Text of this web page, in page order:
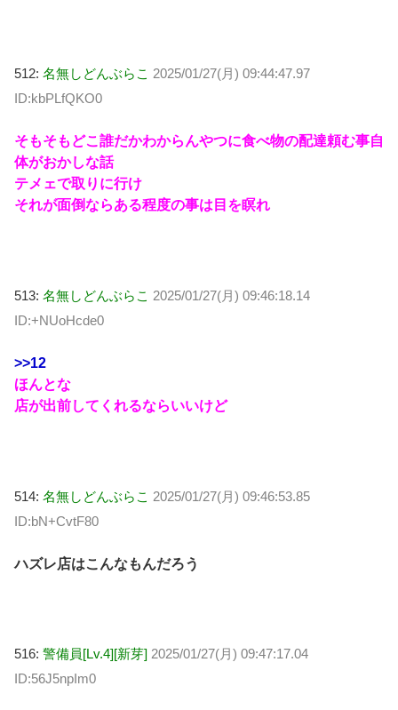
512: 名無しどんぶらこ 2025/01/27(月) 09:44:47.97
ID:kbPLfQKO0
そもそもどこ誰だかわからんやつに食べ物の配達頼む事自
体がおかしな話
テメェで取りに行け
それが面倒ならある程度の事は目を瞑れ
513: 名無しどんぶらこ 2025/01/27(月) 09:46:18.14
ID:+NUoHcde0
>>12
ほんとな
店が出前してくれるならいいけど
514: 名無しどんぶらこ 2025/01/27(月) 09:46:53.85
ID:bN+CvtF80
ハズレ店はこんなもんだろう
516: 警備員[Lv.4][新芽] 2025/01/27(月) 09:47:17.04
ID:56J5npIm0